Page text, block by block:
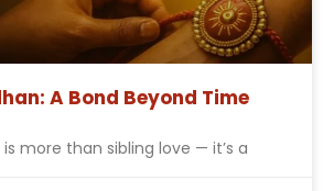
A Bond Beyond Time
is more than sibling love — it’s a